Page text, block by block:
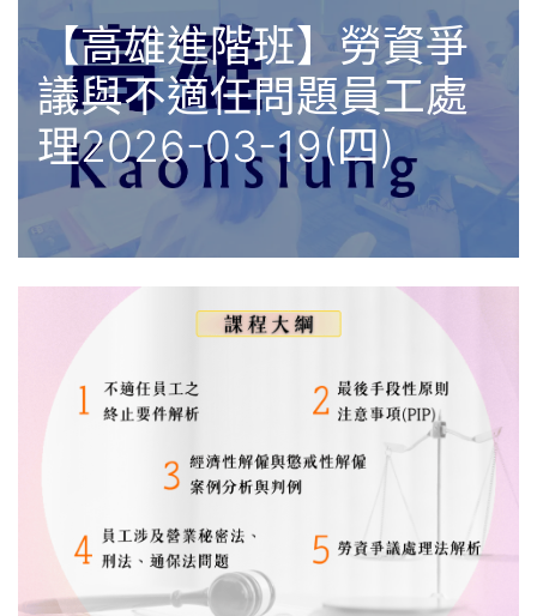
【高雄進階班】勞資爭
議與不適任問題員工處
理2026-03-19(四)